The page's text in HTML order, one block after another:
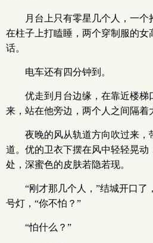
月台上只有零星几个人，一
在柱子上打瞌睡，两个穿制服的女
话。
电车还有四分钟到。
优走到月台边缘，在靠近楼梯
来，站在他旁边，两个人之间隔着
夜晚的风从轨道方向吹过来，
道。优的卫衣下摆在风中轻轻晃动
处，深蜜色的皮肤若隐若现。
“刚才那几个人，”结城开口了
号灯，“你不怕？”
“怕什么？”